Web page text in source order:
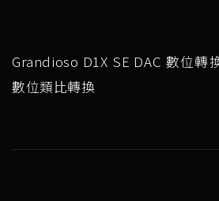
Grandioso D1X SE DAC 數位轉
數位類比轉換